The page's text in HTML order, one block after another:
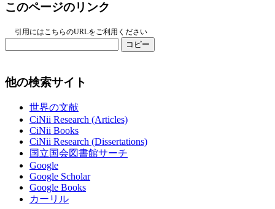
このページのリンク
引用にはこちらのURLをご利用ください
コピー
他の検索サイト
世界の文献
CiNii Research (Articles)
CiNii Books
CiNii Research (Dissertations)
国立国会図書館サーチ
Google
Google Scholar
Google Books
カーリル